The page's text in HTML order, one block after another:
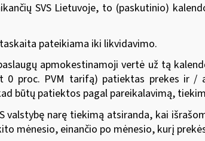
SVS Lietuvoje, to (paskutinio)
pateikiama iki likvidavimo.
apmokestinamoji vertė už tą
proc. PVM tarifą) patiektas prekes ir /
būtų patiektos pagal pareikalavimą,
valstybę narę tiekimą atsiranda, kai
mėnesio, einančio po mėnesio, kurį